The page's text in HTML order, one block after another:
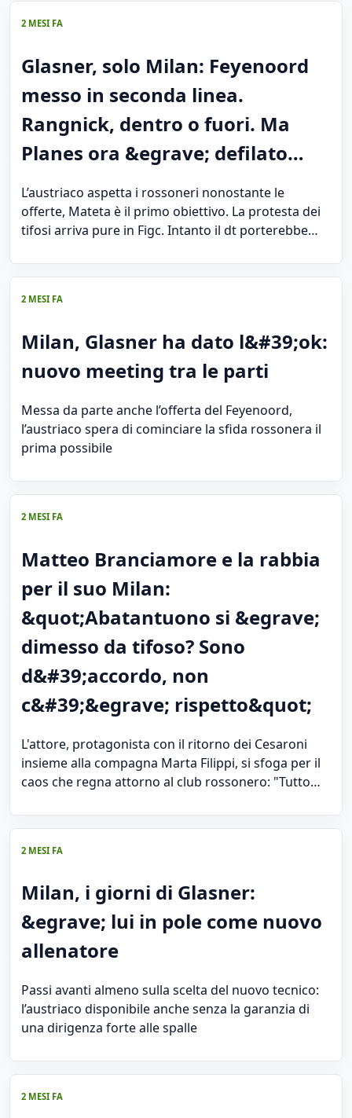
2 MESI FA
Glasner, solo Milan: Feyenoord
messo in seconda linea.
Rangnick, dentro o fuori. Ma
Planes ora &egrave; defilato…
L’austriaco aspetta i rossoneri nonostante le
offerte, Mateta è il primo obiettivo. La protesta dei
tifosi arriva pure in Figc. Intanto il dt porterebbe…
2 MESI FA
Milan, Glasner ha dato l&#39;ok:
nuovo meeting tra le parti
Messa da parte anche l’offerta del Feyenoord,
l’austriaco spera di cominciare la sfida rossonera il
prima possibile
2 MESI FA
Matteo Branciamore e la rabbia
per il suo Milan:
&quot;Abatantuono si &egrave;
dimesso da tifoso? Sono
d&#39;accordo, non
c&#39;&egrave; rispetto&quot;
L'attore, protagonista con il ritorno dei Cesaroni
insieme alla compagna Marta Filippi, si sfoga per il
caos che regna attorno al club rossonero: "Tutto…
2 MESI FA
Milan, i giorni di Glasner:
&egrave; lui in pole come nuovo
allenatore
Passi avanti almeno sulla scelta del nuovo tecnico:
l’austriaco disponibile anche senza la garanzia di
una dirigenza forte alle spalle
2 MESI FA